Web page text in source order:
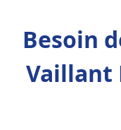
Besoin
Vaillant